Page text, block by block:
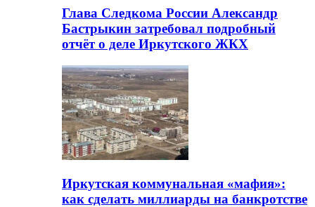
Глава Следкома России Александр
Бастрыкин затребовал подробный
отчёт о деле Иркутского ЖКХ
Иркутская коммунальная «мафия»:
как сделать миллиарды на банкротстве